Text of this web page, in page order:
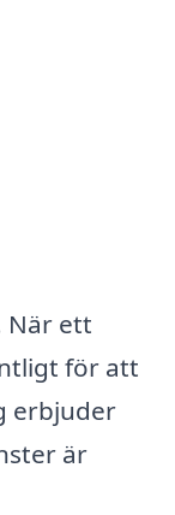
När ett
för att
erbjuder
är